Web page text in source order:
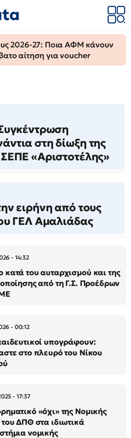
2026-27: Ποια ΑΦΜ κάνουν
αίτηση για voucher
στη δίωξη της
«Αριστοτέλης»
ειρήνη από τους
ΓΕΛ Αμαλιάδας
- 14:32
του αυταρχισμού και της
από τη Γ.Σ. Προέδρων
- 00:12
υπογράφουν:
στο πλευρό του Νίκου
- 17:37
«όχι» της Νομικής
ΔΠΘ στα ιδιωτικά
νομικής